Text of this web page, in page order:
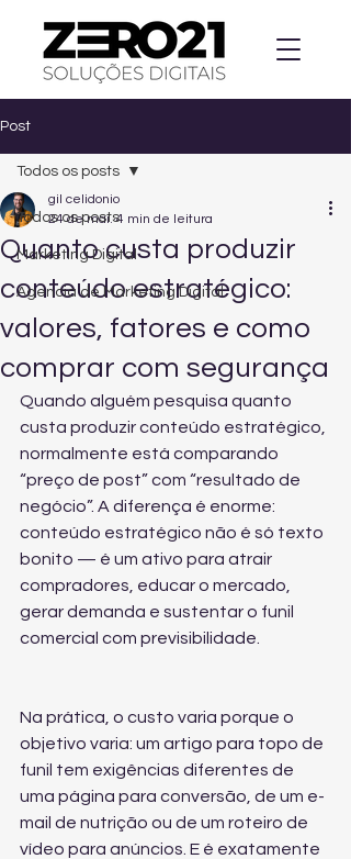
Post
Todos os posts
Marketing Digital
Agencia de Marketing Digital
Todos os posts
Quanto custa produzir
conteúdo estratégico:
valores, fatores e como
comprar com segurança
gil celidonio
24 de mai. 4 min de leitura
Quando alguém pesquisa quanto
custa produzir conteúdo estratégico,
normalmente está comparando
“preço de post” com “resultado de
negócio”. A diferença é enorme:
conteúdo estratégico não é só texto
bonito — é um ativo para atrair
compradores, educar o mercado,
gerar demanda e sustentar o funil
comercial com previsibilidade.
Na prática, o custo varia porque o
objetivo varia: um artigo para topo de
funil tem exigências diferentes de
uma página para conversão, de um e-
mail de nutrição ou de um roteiro de
vídeo para anúncios. E é exatamente